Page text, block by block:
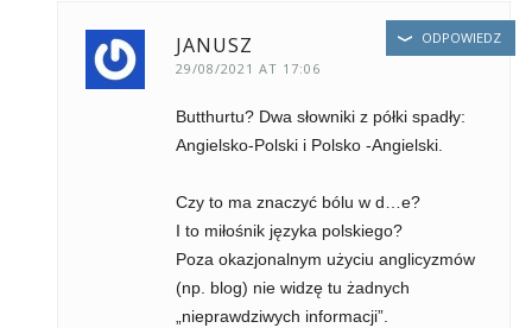
JANUSZ
29/08/2021 AT 17:06
Butthurtu? Dwa słowniki z półki spadły:
Angielsko-Polski i Polsko -Angielski.
Czy to ma znaczyć bólu w d…e?
I to miłośnik języka polskiego?
Poza okazjonalnym użyciu anglicyzmów
(np. blog) nie widzę tu żadnych
„nieprawdziwych informacji”.
ODPOWIEDZ